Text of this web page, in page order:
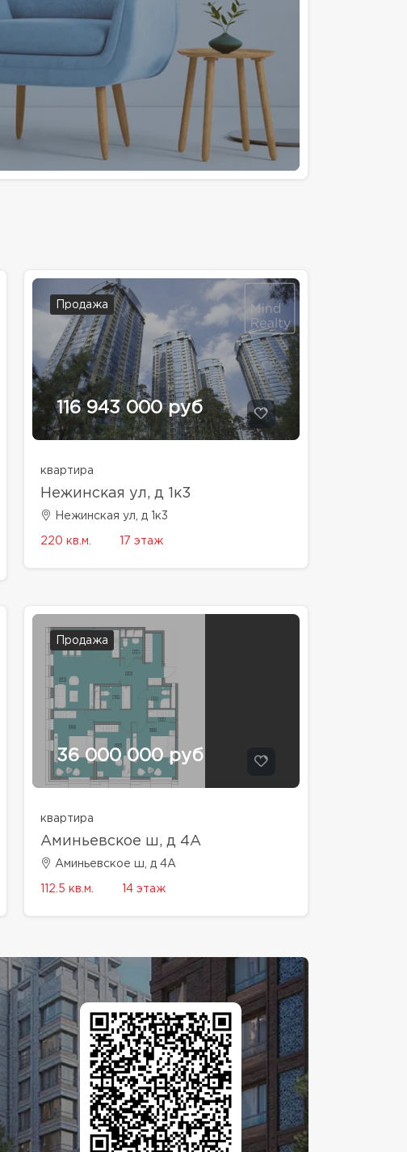
Продажа
116 943 000 руб
квартира
Нежинская ул, д 1к3
Нежинская ул, д 1к3
220 кв.м. 17 этаж
Продажа
36 000 000 руб
квартира
Аминьевское ш, д 4А
Аминьевское ш, д 4А
112.5 кв.м. 14 этаж